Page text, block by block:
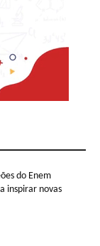
do Enem
inspirar novas